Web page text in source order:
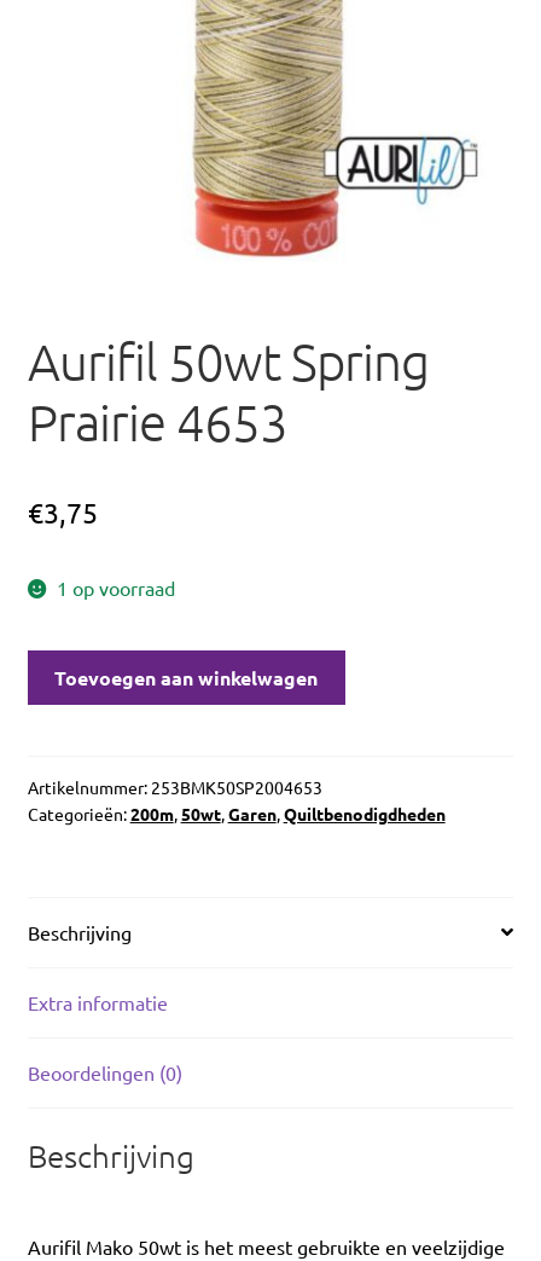
Aurifil 50wt Spring
Prairie 4653
€3,75
1 op voorraad
4653
aantal
Toevoegen aan winkelwagen
Artikelnummer: 253BMK50SP2004653
Categorieën:200m,50wt,Garen,Quiltbenodigdheden
Beschrijving
Extra informatie
Beoordelingen (0)
Beschrijving
Aurifil Mako 50wt is het meest gebruikte en veelzijdige